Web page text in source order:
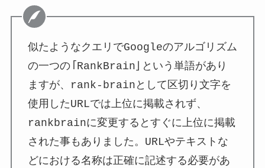
似たようなクエリでGoogleのアルゴリズム
の一つの「RankBrain」という単語があり
ますが、rank-brainとして区切り文字を
使用したURLでは上位に掲載されず、
rankbrainに変更するとすぐに上位に掲載
された事もありました。URLやテキストな
どにおける名称は正確に記述する必要があ